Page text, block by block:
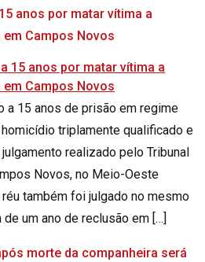
anos por matar vítima a
Campos Novos
a 15 anos de prisão em regime
triplamente qualificado e
realizado pelo Tribunal
Novos, no Meio-Oeste
também foi julgado no mesmo
um ano de reclusão em […]
morte da companheira será